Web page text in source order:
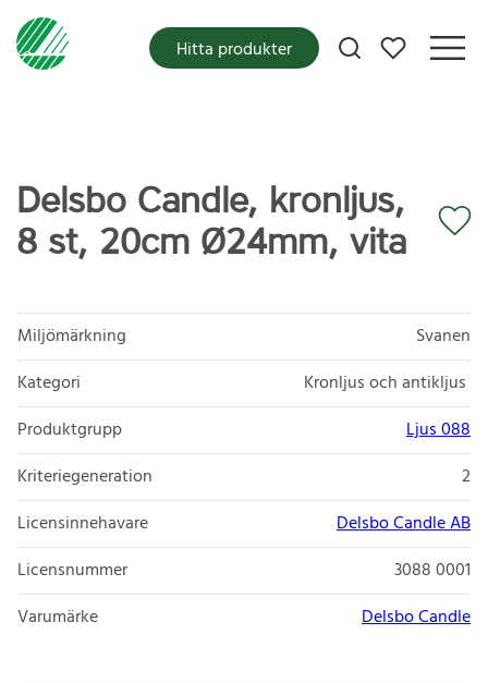
Mina favoriter
Hitta produkter
Delsbo Candle, kronljus,
8 st, 20cm Ø24mm, vita
Miljömärkning
Svanen
Kategori
Kronljus och antikljus
Produktgrupp
Ljus 088
Kriteriegeneration
2
Licensinnehavare
Delsbo Candle AB
Licensnummer
3088 0001
Varumärke
Delsbo Candle